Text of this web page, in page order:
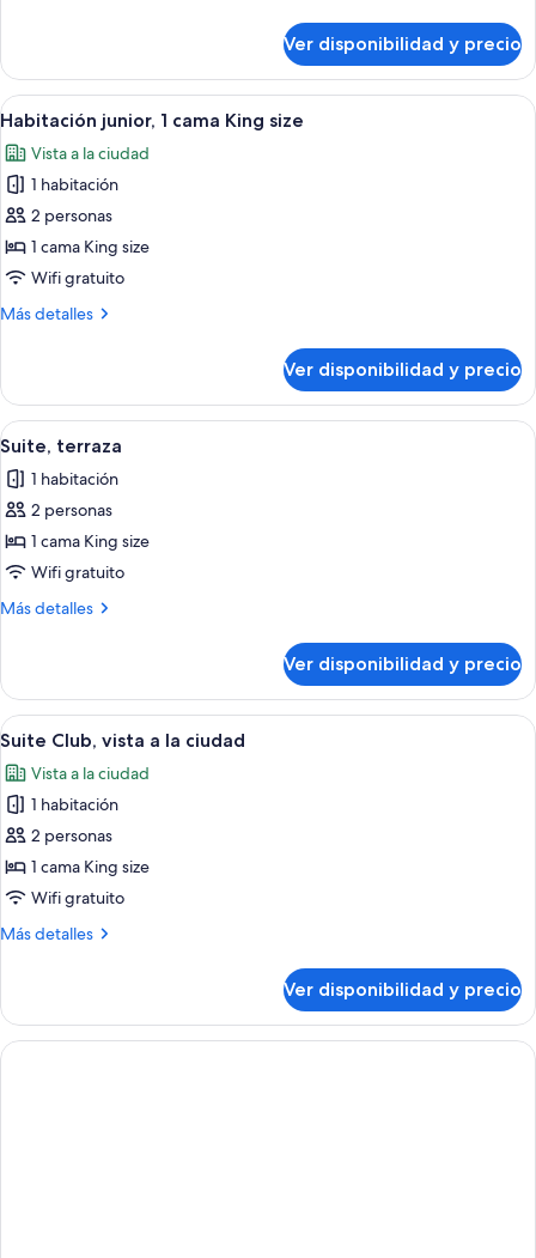
King
size
(Deluxe)
Premier,
cama
size
(Deluxe)
Ver disponibilidad y precio
Ver
todas
las
fotos
de
Habitación
junior,
cama
Habitación de hotel con cama de
6
Habitación junior, 1 cama King size
Vista a la ciudad
1 habitación
2 personas
1 cama King size
Wifi gratuito
Más detalles
Más
junior,
cama
size
Ver disponibilidad y precio
Ver
todas
las
fotos
de
Suite,
terraza
Habitación de hotel con una cama
6
Suite, terraza
1 habitación
2 personas
1 cama King size
Wifi gratuito
Más detalles
Más
terraza
Ver disponibilidad y precio
Ver
todas
las
fotos
de
Suite
Club,
a
Una habitación de hotel con una
4
Suite Club, vista a la ciudad
Vista a la ciudad
1 habitación
2 personas
1 cama King size
Wifi gratuito
Más detalles
Más
Club,
vista
a
Ver disponibilidad y precio